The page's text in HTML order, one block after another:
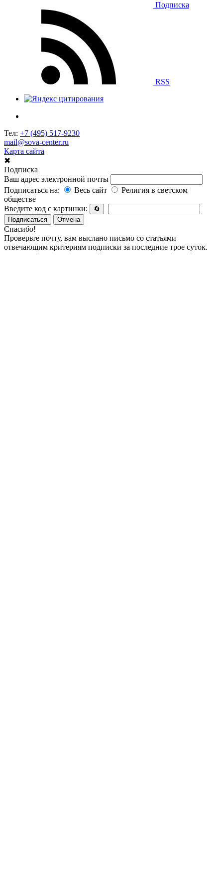
Подписка
RSS
Тел: +7 (495) 517-9230
mail@sova-center.ru
Карта сайта
✖
Подписка
Ваш адрес электронной почты
Подписаться на:
Весь сайт
Религия в светском
обществе
Введите код с картинки:
🔄
Подписаться
Отмена
Спасибо!
Проверьте почту, вам выслано письмо со статьями
отвечающим критериям подписки за последние трое суток.